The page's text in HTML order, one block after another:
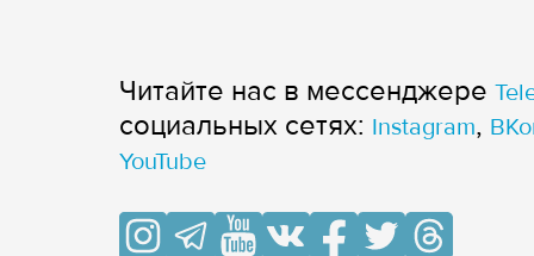
Читайте нас в мессенджере
cоциальных сетях: Instagram,
YouTube